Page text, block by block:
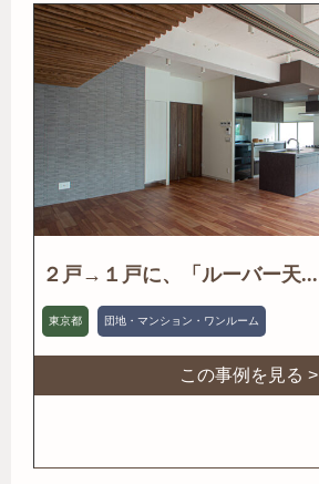
２戸→１戸に、「ルーバー天...
東京都 団地・マンション・ワンルーム
この事例を見る >